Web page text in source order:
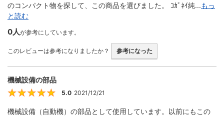
のコンパクト物を探して、この商品を選びました。 ｺｶﾞﾈｲ純...もっ
と読む
0人が参考にしています。
このレビューは参考になりましたか？ 参考になった
機械設備の部品
5.0 2021/12/21
機械設備（自動機）の部品として使用しています。以前にもこの